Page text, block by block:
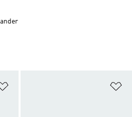
Aggiungi alla lista dei desideri